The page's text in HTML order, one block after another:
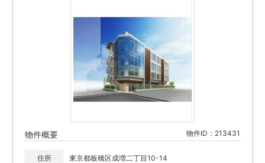
物件概要 物件ID：213431
住所 東京都板橋区成増二丁目10-14